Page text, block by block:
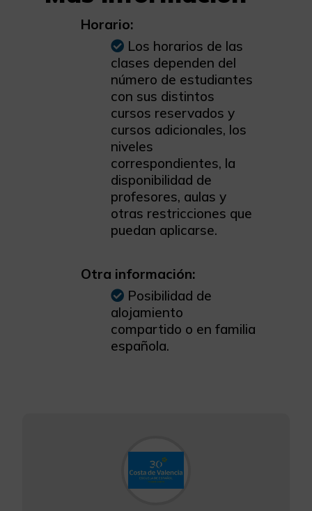
Horario:
Los horarios de las
clases dependen del
número de estudiantes
con sus distintos
cursos reservados y
cursos adicionales, los
niveles
correspondientes, la
disponibilidad de
profesores, aulas y
otras restricciones que
puedan aplicarse.
Otra información:
Posibilidad de
alojamiento
compartido o en familia
española.